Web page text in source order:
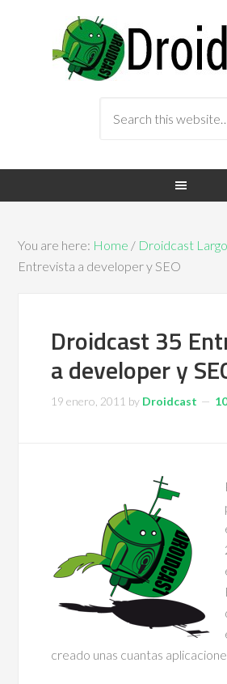
You are here: Home / Droidcast Largo
Entrevista a developer y SEO
Droidcast 35
a developer y
19 enero, 2011 by Droidcast
creado unas cuantas